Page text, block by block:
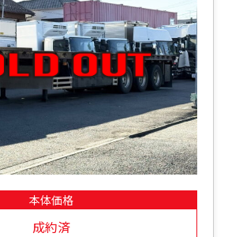
本体価格
成約済